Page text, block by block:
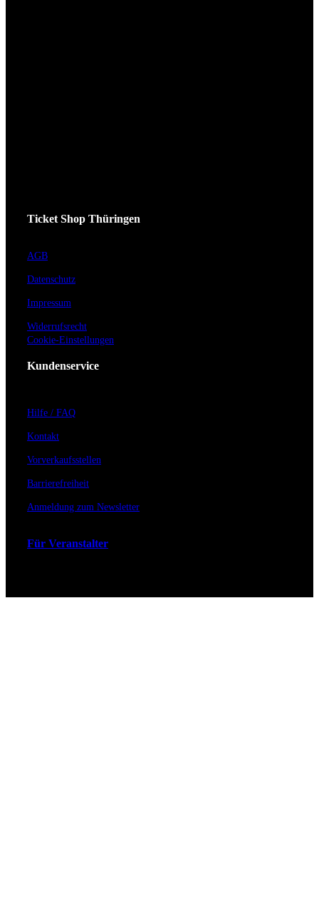
Ticket Shop Thüringen
AGB
Datenschutz
Impressum
Widerrufsrecht
Cookie-Einstellungen
Kundenservice
Hilfe / FAQ
Kontakt
Vorverkaufsstellen
Barrierefreiheit
Anmeldung zum Newsletter
Für Veranstalter